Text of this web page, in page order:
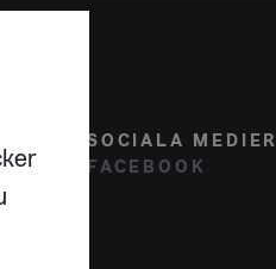
SOCIALA MEDIER
FACEBOOK